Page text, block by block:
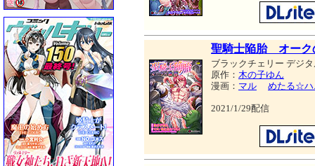
聖騎士陥胎 オーク
ブラックチェリー デジ
原作： 木の子ゆん
漫画： マル めたる☆ハ
2021/1/29配信